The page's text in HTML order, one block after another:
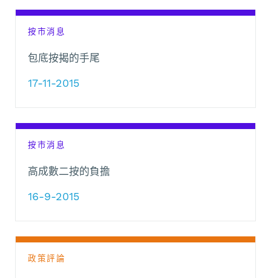
按市消息
包底按揭的手尾
17-11-2015
按市消息
高成數二按的負擔
16-9-2015
政策評論